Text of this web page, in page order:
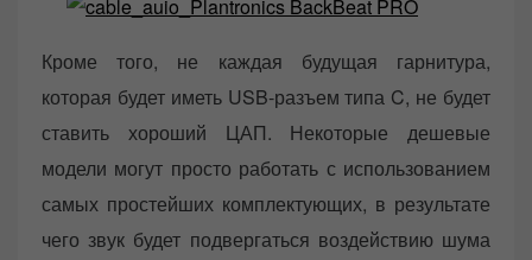
Кроме того, не каждая будущая гарнитура,
которая будет иметь USB-разъем типа C, не будет
ставить хороший ЦАП. Некоторые дешевые
модели могут просто работать с использованием
самых простейших комплектующих, в результате
чего звук будет подвергаться воздействию шума